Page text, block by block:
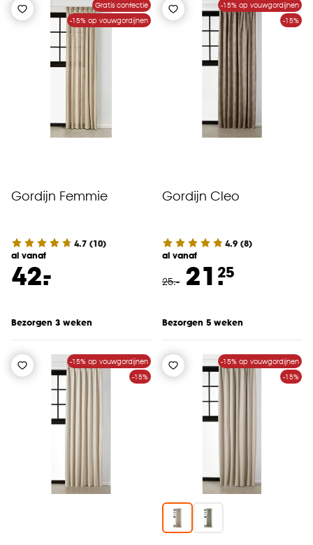
Gratis confectie
-15% op vouwgordijnen
Gordijn Femmie
4.7 (10)
al vanaf
42.
-
Bezorgen 3 weken
-15% op vouwgordijnen
-15%
Gordijn Cleo
4.9 (8)
al vanaf
25.- 21.25
Bezorgen 5 weken
-15% op vouwgordijnen
-15%
-15% op vouwgordijnen
-15%